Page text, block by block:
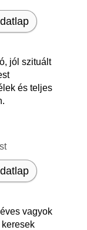
jól szituált
és teljes
vagyok
keresek